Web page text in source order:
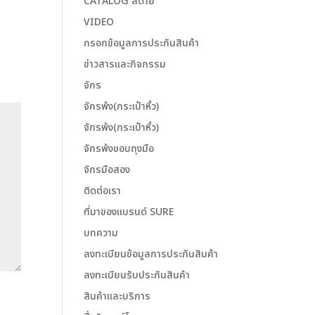
VIDEO
กรอกข้อมูลการประกันสินค้า
ข่าวสารและกิจกรรม
จักร
จักรพ้ง(กระเป๋าหิ้ว)
จักรพ้ง(กระเป๋าหิ้ว)
จักรพ้งขอบถุงมือ
จักรมือสอง
ติดต่อเรา
ที่มาของแบรนด์ SURE
บทความ
ลงทะเบียนข้อมูลการประกันสินค้า
ลงทะเบียนรับประกันสินค้า
สินค้าและบริการ